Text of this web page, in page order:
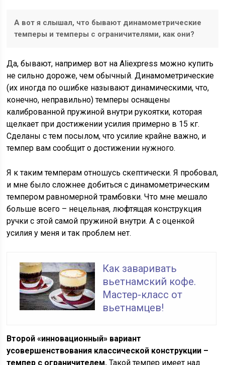
А вот я слышал, что бывают динамометрические
темперы и темперы с ограничителями, как они?
Да, бывают, например вот на Aliexpress можно купить
не сильно дороже, чем обычный. Динамометрические
(их иногда по ошибке называют динамическими, что,
конечно, неправильно) темперы оснащены
калиброванной пружиной внутри рукоятки, которая
щелкает при достижении усилия примерно в 15 кг.
Сделаны с тем посылом, что усилие крайне важно, и
темпер вам сообщит о достижении нужного.
Я к таким темперам отношусь скептически. Я пробовал,
и мне было сложнее добиться с динамометрическим
темпером равномерной трамбовки. Что мне мешало
больше всего – нецельная, люфтящая конструкция
ручки с этой самой пружиной внутри. А с оценкой
усилия у меня и так проблем нет.
Как заваривать
вьетнамский кофе.
Мастер-класс от
вьетнамцев!
Второй «инновационный» вариант
усовершенствования классической конструкции –
темпер с ограничителем. Такой темпер имеет над